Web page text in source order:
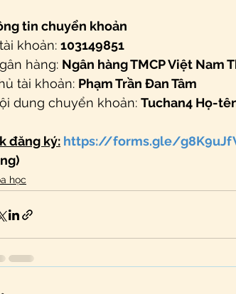
tin chuyển khoản
khoản: 103149851
hàng: Ngân hàng TMCP Việt Nam
tài khoản: Phạm Trần Đan Tâm
dung chuyển khoản: Tuchan4 Họ-
đăng ký: https://forms.gle/
học